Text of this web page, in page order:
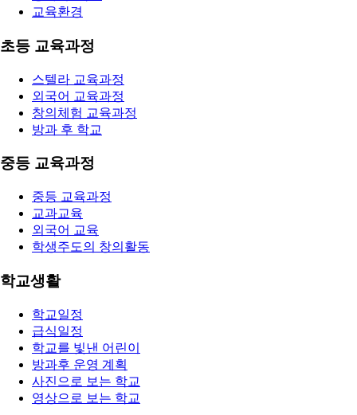
교육환경
초등 교육과정
스텔라 교육과정
외국어 교육과정
창의체험 교육과정
방과 후 학교
중등 교육과정
중등 교육과정
교과교육
외국어 교육
학생주도의 창의활동
학교생활
학교일정
급식일정
학교를 빛낸 어린이
방과후 운영 계획
사진으로 보는 학교
영상으로 보는 학교